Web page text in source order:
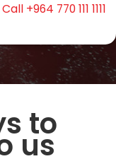
Call +964 770 111 1111
to
us